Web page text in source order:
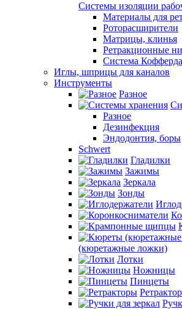
Системы изоляции
Материалы для
Роторасширители
Матрицы, клинья
Ретракционные
Система
Иглы, шприцы для каналов
Инструменты
Разное
Разное
Дезинфекция
Эндодонтия, боры
Schwert
Гладилки
Зажимы
Зеркала
Зонды
(кюретажные ложки)
Лотки
Ножницы
Пинцеты